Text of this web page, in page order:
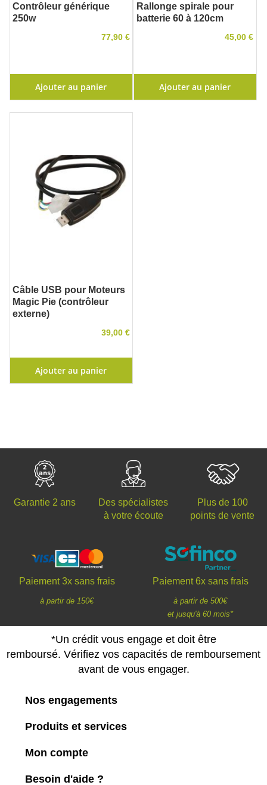
Contrôleur générique
250w
77,90 €
Ajouter au panier
Rallonge spirale pour
batterie 60 à 120cm
45,00 €
Ajouter au panier
Câble USB pour Moteurs
Magic Pie (contrôleur
externe)
39,00 €
Ajouter au panier
Garantie 2 ans
Des spécialistes
à votre écoute
Plus de 100
points de vente
Paiement 3x sans frais
à partir de 150€
Paiement 6x sans frais
à partir de 500€
et jusqu'à 60 mois*
*Un crédit vous engage et doit être
remboursé. Vérifiez vos capacités de remboursement
avant de vous engager.
Nos engagements
Produits et services
Mon compte
Besoin d'aide ?